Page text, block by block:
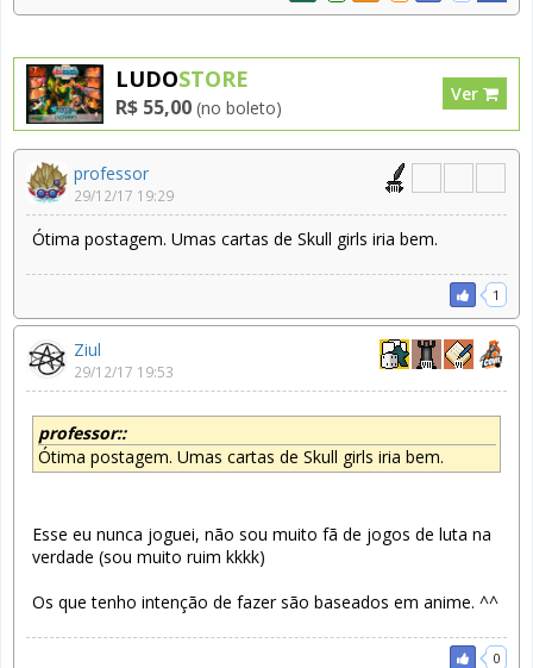
LUDOSTORE
R$ 55,00 (no boleto)
Ver
professor
29/12/17 19:29
Ótima postagem. Umas cartas de Skull girls iria bem.
1
Ziul
29/12/17 19:53
professor::
Ótima postagem. Umas cartas de Skull girls iria bem.
Esse eu nunca joguei, não sou muito fã de jogos de luta na
verdade (sou muito ruim kkkk)
Os que tenho intenção de fazer são baseados em anime. ^^
0